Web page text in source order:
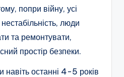
попри війну, усі
люди
та ремонтувати,
простір безпеки.
навіть останні 4-5 років